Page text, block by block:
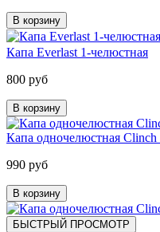
В корзину
Капа Everlast 1-челюстная
800 руб
В корзину
Капа одночелюстная
990 руб
В корзину
БЫСТРЫЙ ПРОСМОТР